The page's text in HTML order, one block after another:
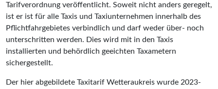
Tarifverordnung veröffentlicht. Soweit nicht anders geregelt,
ist er ist für alle Taxis und Taxiunternehmen innerhalb des
Pflichtfahrgebietes verbindlich und darf weder über- noch
unterschritten werden. Dies wird mit in den Taxis
installierten und behördlich geeichten Taxametern
sichergestellt.
Der hier abgebildete Taxitarif Wetteraukreis wurde 2023-